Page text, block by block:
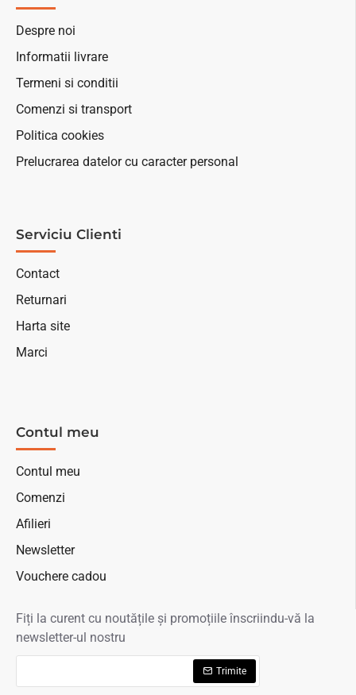
Despre noi
Informatii livrare
Termeni si conditii
Comenzi si transport
Politica cookies
Prelucrarea datelor cu caracter personal
Serviciu Clienti
Contact
Returnari
Harta site
Marci
Contul meu
Contul meu
Comenzi
Afilieri
Newsletter
Vouchere cadou
Fiți la curent cu noutățile și promoțiile înscriindu-vă la
newsletter-ul nostru
Trimite